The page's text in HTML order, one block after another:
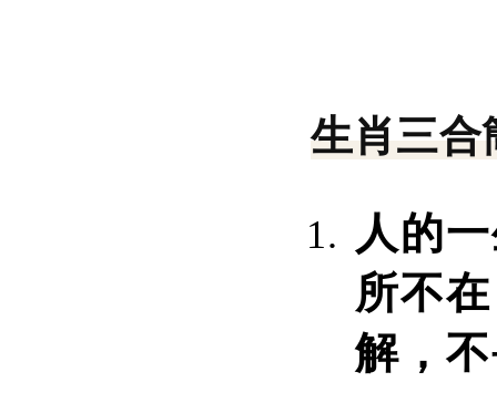
生肖三合
人的
所不
解，